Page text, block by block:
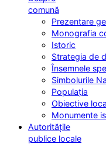
comună
Prezentare
Monografia
Istoric
Strategia de
Însemnele
Simbolurile
Populația
Obiective
Monumente
Autoritățile
publice locale